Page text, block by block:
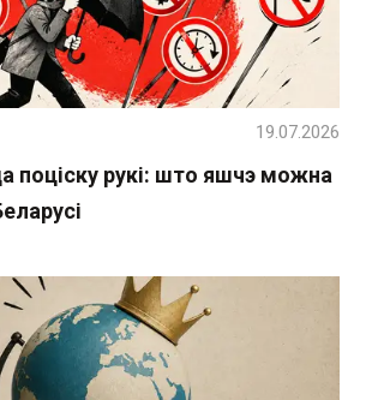
поціску рукі: што яшчэ можна
19.07.2026